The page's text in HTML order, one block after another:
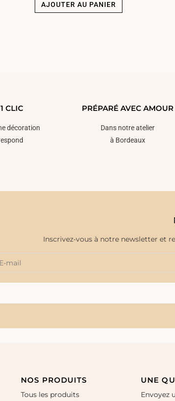
AJOUTER AU PANIER
CLIC
décoration
PRÉPARÉ AVEC AMOUR
Dans notre atelier
à Bordeaux
Inscrivez-vous à notre newsletter et
NOS PRODUITS
Tous les produits
UNE
Envoyez